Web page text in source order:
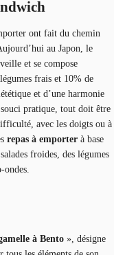
ont fait du chemin
au Japon, le
et se compose
frais et 10% de
et d’une harmonie
pratique, tout doit être
avec les doigts ou à
repas à emporter à base
froides, des légumes
ondes.
à Bento », désigne